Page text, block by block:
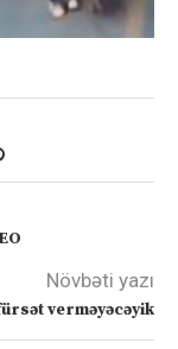
Növbəti yazı
verməyəcəyik